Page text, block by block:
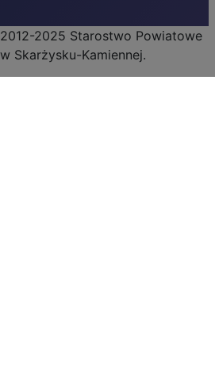
2012-2025 Starostwo Powiatowe
w Skarżysku-Kamiennej.